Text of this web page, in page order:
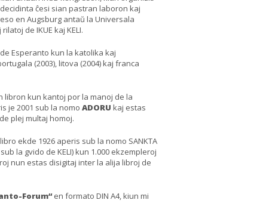
ĉesi sian pastran laboron kaj
en Augsburg antaŭ la Universala
de IKUE kaj KELI.
Esperanto kun la katolika kaj
(2003), litova (2004) kaj franca
libron kun kantoj por la manoj de la
je 2001 sub la nomo ADORU kaj estas
plej multaj homoj.
ekde 1926 aperis sub la nomo SANKTA
la gvido de KELI) kun 1.000 ekzempleroj
nun estas disigitaj inter la alija libroj de
Forum“en formato DIN A4, kiun mi